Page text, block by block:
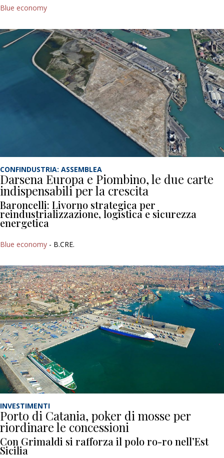
Blue economy
CONFINDUSTRIA: ASSEMBLEA
Darsena Europa e Piombino, le due carte
indispensabili per la crescita
Baroncelli: Livorno strategica per
reindustrializzazione, logistica e sicurezza
energetica
Blue economy - B.CRE.
INVESTIMENTI
Porto di Catania, poker di mosse per
riordinare le concessioni
Con Grimaldi si rafforza il polo ro-ro nell’Est
Sicilia